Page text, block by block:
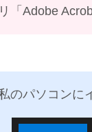
「Adobe
のパソコンに